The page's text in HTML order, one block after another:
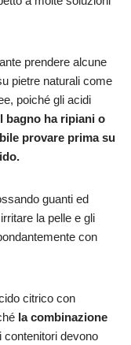
prendere alcune
pietre naturali come
poiché gli acidi
bagno ha ripiani o
provare prima su
guanti ed
la pelle e gli
con
citrico con
la combinazione
contenitori devono